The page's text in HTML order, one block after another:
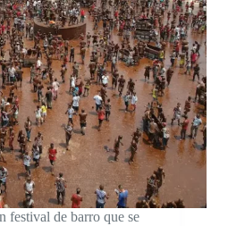
de barro que se